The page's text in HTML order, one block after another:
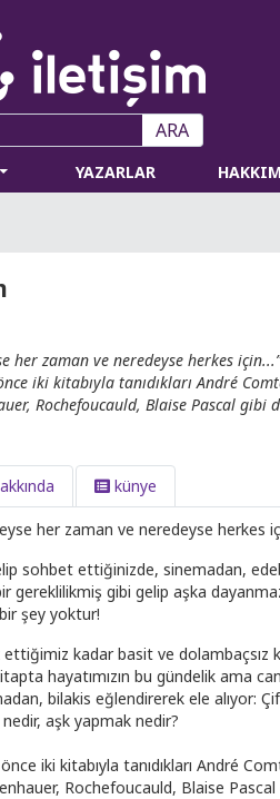
ARA
YAZARLAR
her zaman ve neredeyse herkes için...”
iki kitabıyla tanıdıkları André
Rochefoucauld, Blaise Pascal
künye
her zaman ve neredeyse herkes
sohbet ettiğinizde, sinemadan,
gereklilikmiş gibi gelip aşka
şey yoktur!
kadar basit ve dolambaçsız
hayatımızın bu gündelik ama
bilakis eğlendirerek ele alıyor:
aşk yapmak nedir?
iki kitabıyla tanıdıkları André
Rochefoucauld, Blaise